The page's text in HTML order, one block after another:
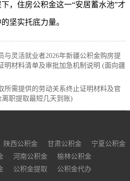
，住房公积金这一“安居蓄水池”才
坚实托底力量。
与灵活就业者2026年新疆公积金购房提
明材料清单及审批加急机制说明 (面向疆
所需提供的劳动关系终止证明材料及官
职提取最短几天到账)
陕西公积金 甘肃公积金
宁夏公积金
河南公积金
榆林公积金
公积金提取
公积金代办